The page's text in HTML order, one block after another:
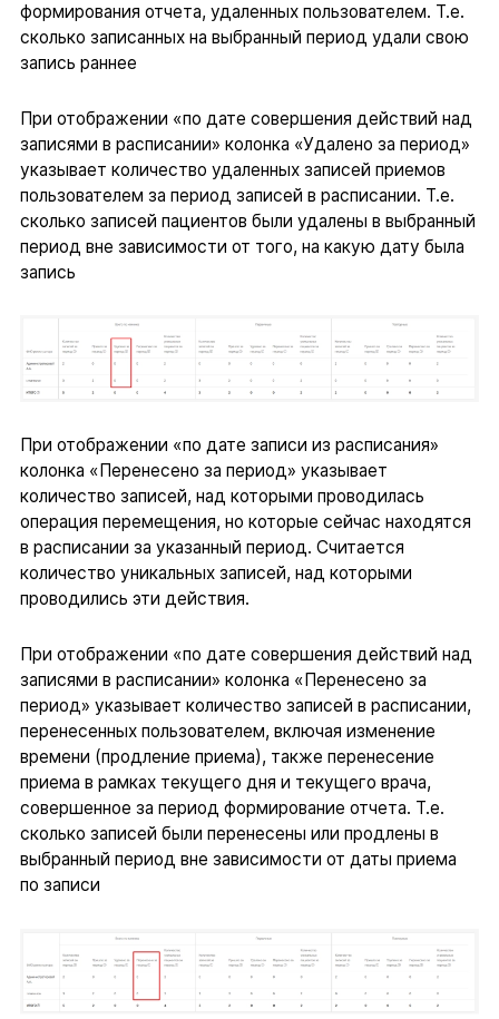
формирования отчета, удаленных пользователем. Т.е.
сколько записанных на выбранный период удали свою
запись раннее
При отображении «по дате совершения действий над
записями в расписании» колонка «Удалено за период»
указывает количество удаленных записей приемов
пользователем за период записей в расписании. Т.е.
сколько записей пациентов были удалены в выбранный
период вне зависимости от того, на какую дату была
запись
При отображении «по дате записи из расписания»
колонка «Перенесено за период» указывает
количество записей, над которыми проводилась
операция перемещения, но которые сейчас находятся
в расписании за указанный период. Считается
количество уникальных записей, над которыми
проводились эти действия.
При отображении «по дате совершения действий над
записями в расписании» колонка «Перенесено за
период» указывает количество записей в расписании,
перенесенных пользователем, включая изменение
времени (продление приема), также перенесение
приема в рамках текущего дня и текущего врача,
совершенное за период формирование отчета. Т.е.
сколько записей были перенесены или продлены в
выбранный период вне зависимости от даты приема
по записи